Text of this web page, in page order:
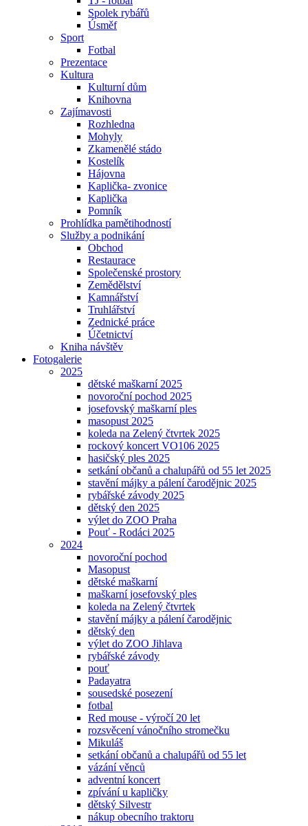
Spolek rybářů
Úsměf
Sport
Fotbal
Prezentace
Kultura
Kulturní dům
Knihovna
Zajímavosti
Rozhledna
Mohyly
Zkamenělé stádo
Kostelík
Hájovna
Kaplička- zvonice
Kaplička
Pomník
Prohlídka pamětihodností
Služby a podnikání
Obchod
Restaurace
Společenské prostory
Zemědělství
Kamnářství
Truhlářství
Zednické práce
Účetnictví
Kniha návštěv
Fotogalerie
2025
dětské maškarní 2025
novoroční pochod 2025
josefovský maškarní ples
masopust 2025
koleda na Zelený čtvrtek 2025
rockový koncert VO106 2025
hasičský ples 2025
setkání občanů a chalupářů od 55 let 2025
stavění májky a pálení čarodějnic 2025
rybářské závody 2025
dětský den 2025
výlet do ZOO Praha
Pouť - Rodáci 2025
2024
novoroční pochod
Masopust
dětské maškarní
maškarní josefovský ples
koleda na Zelený čtvrtek
stavění májky a pálení čarodějnic
dětský den
výlet do ZOO Jihlava
rybářské závody
pouť
Padayatra
sousedské posezení
fotbal
Red mouse - výročí 20 let
rozsvěcení vánočního stromečku
Mikuláš
setkání občanů a chalupářů od 55 let
vázání věnců
adventní koncert
zpívání u kapličky
dětský Silvestr
nákup obecního traktoru